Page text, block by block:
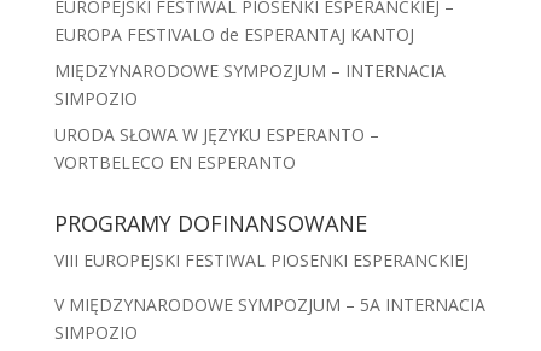
EUROPEJSKI FESTIWAL PIOSENKI ESPERANCKIEJ –
EUROPA FESTIVALO de ESPERANTAJ KANTOJ
MIĘDZYNARODOWE SYMPOZJUM – INTERNACIA
SIMPOZIO
URODA SŁOWA W JĘZYKU ESPERANTO –
VORTBELECO EN ESPERANTO
PROGRAMY DOFINANSOWANE
VIII EUROPEJSKI FESTIWAL PIOSENKI ESPERANCKIEJ
V MIĘDZYNARODOWE SYMPOZJUM – 5A INTERNACIA
SIMPOZIO